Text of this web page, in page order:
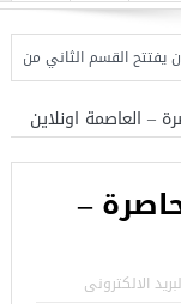
القسم الثاني من خط
– العاصمة اونلاين
–
الالكترونى